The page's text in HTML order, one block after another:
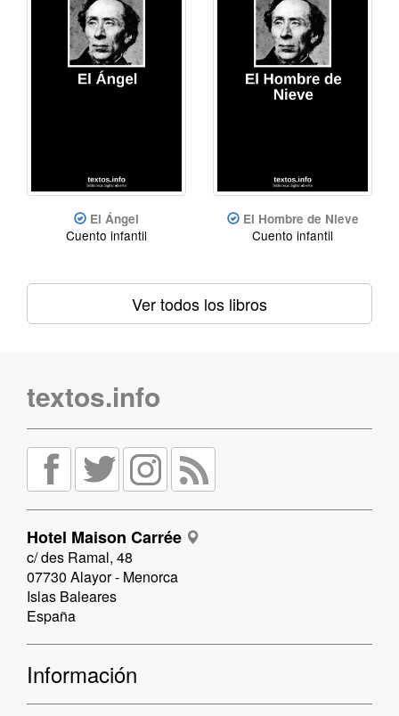
El Ángel
Cuento infantil
El Hombre de Nieve
Cuento infantil
Ver todos los libros
textos.info
Hotel Maison Carrée
c/ des Ramal, 48
07730 Alayor - Menorca
Islas Baleares
España
Información